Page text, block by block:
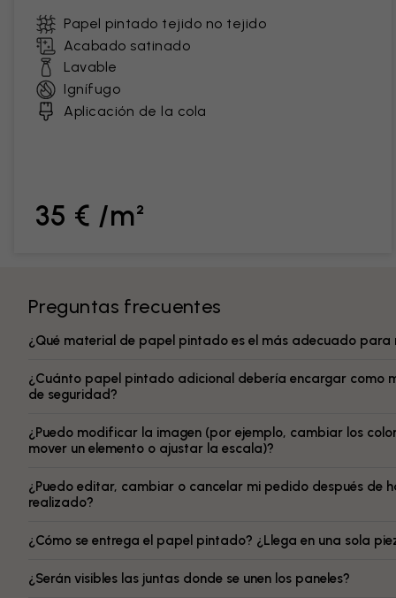
Papel pintado tejido no tejido
Acabado satinado
Lavable
Ignífugo
Aplicación de la cola
35 € /m²
Preguntas frecuentes
¿Qué material de papel pintado es el más adecuado para
¿Cuánto papel pintado adicional debería encargar como
de seguridad?
¿Puedo modificar la imagen (por ejemplo, cambiar los
mover un elemento o ajustar la escala)?
¿Puedo editar, cambiar o cancelar mi pedido después de
realizado?
¿Cómo se entrega el papel pintado? ¿Llega en una sola
¿Serán visibles las juntas donde se unen los paneles?